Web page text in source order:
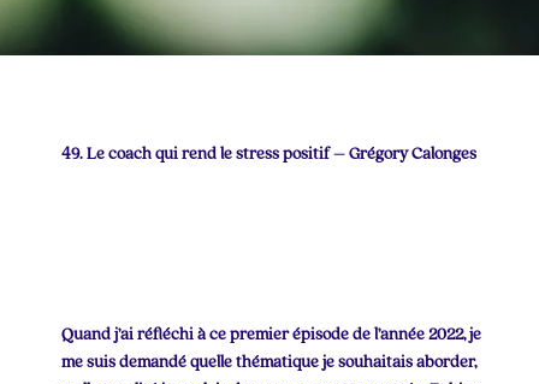
49. Le coach qui rend le stress positif – Grégory Calonges
Quand j’ai réfléchi à ce premier épisode de l’année 2022, je
me suis demandé quelle thématique je souhaitais aborder,